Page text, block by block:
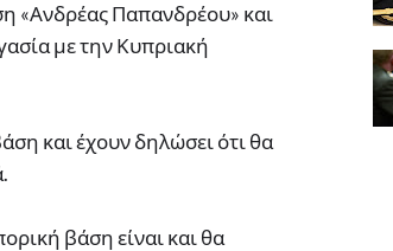
«Ανδρέας Παπανδρέου» και
με την Κυπριακή
και έχουν δηλώσει ότι θα
βάση είναι και θα